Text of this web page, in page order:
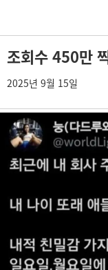
조회수 450만
2025년 9월 15일